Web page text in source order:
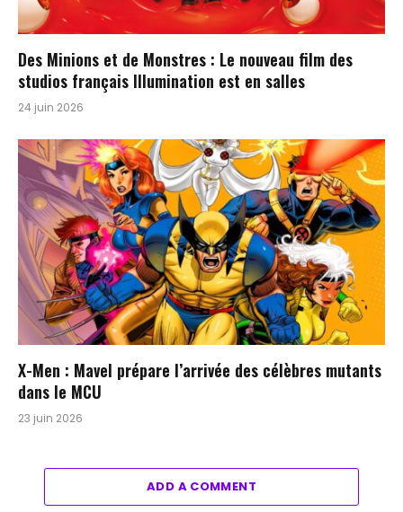
Des Minions et de Monstres : Le nouveau film des
studios français Illumination est en salles
24 juin 2026
X-Men : Mavel prépare l’arrivée des célèbres mutants
dans le MCU
23 juin 2026
ADD A COMMENT